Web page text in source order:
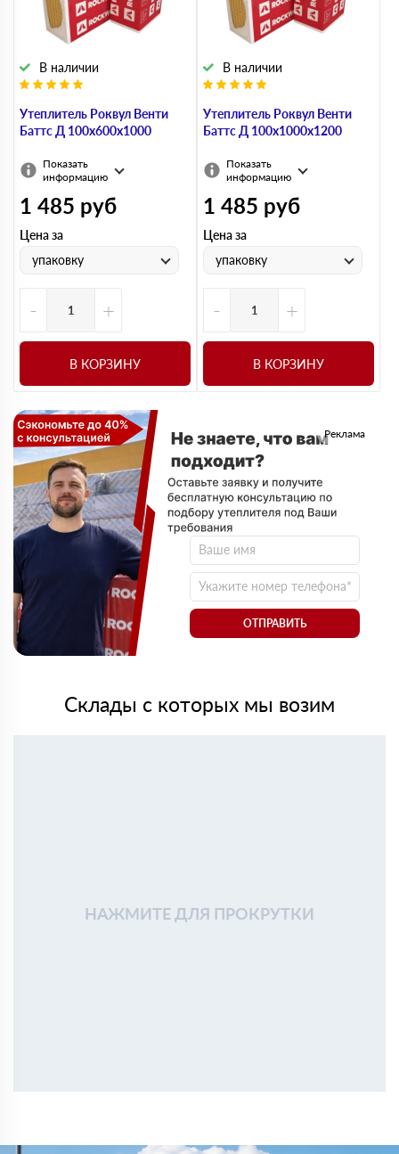
Утеплитель Роквул Венти
Баттс Д 100х600х1000
В наличии
Показать
информацию
1 485 руб
Цена за
упаковку
- +
В КОРЗИНУ
Утеплитель Роквул Венти
Баттс Д 100х1000х1200
В наличии
Показать
информацию
1 485 руб
Цена за
упаковку
- +
В КОРЗИНУ
Реклама
ОТПРАВИТЬ
Склады с которых мы возим
НАЖМИТЕ ДЛЯ ПРОКРУТКИ